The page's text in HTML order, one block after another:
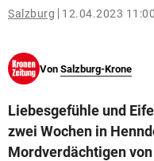
© Krone Multimedia GmbH
Salzburg 12.04.2023 11:00
Von Salzburg-Krone
Liebesgefühle und
zwei Wochen in
Mordverdächtigen